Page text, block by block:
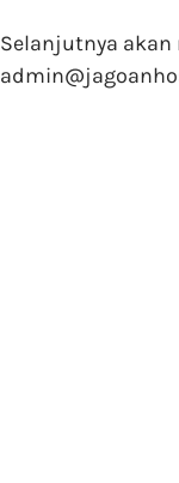
Selanjutnya